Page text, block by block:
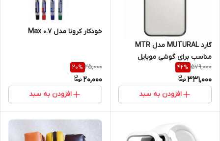
گارد MUTURAL مدل MTR
مناسب برای گوشی موبایل
Apple iPhone 14 ProMax
579,000
42%
331,000
افزودن به سبد
خودکار کرونا مدل Max 0.7
25,000
20%
20,000
افزودن به سبد